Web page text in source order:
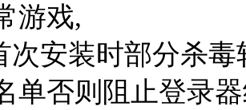
游戏,
次安装时部分杀
单否则阻止登录